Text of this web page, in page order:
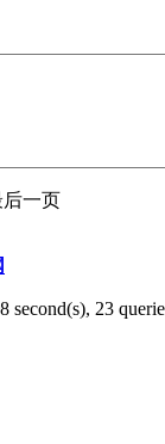
后一页
second(s), 23